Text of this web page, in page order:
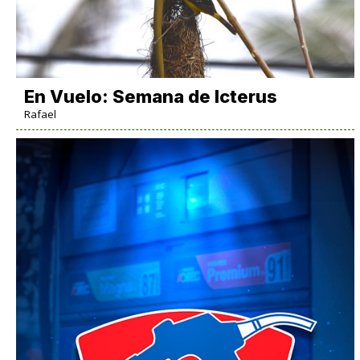
En Vuelo: Semana de Icterus
Rafael